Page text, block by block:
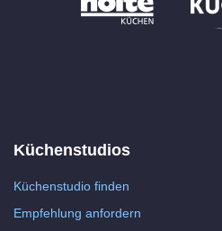
Küchenstudios
Küchenstudio finden
Empfehlung anfordern